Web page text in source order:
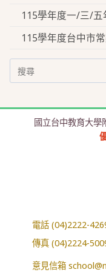
115學年度一/三/
115學年度台中市
Search
for:
國立台中教育大學
電話 (04)2222-
傳真 (04)2224-
意見信箱